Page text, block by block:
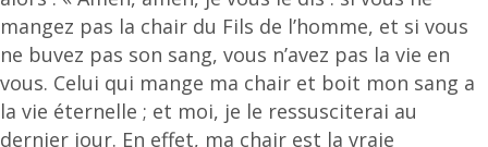
mangez pas la chair du Fils de l’homme, et si vous
ne buvez pas son sang, vous n’avez pas la vie en
vous. Celui qui mange ma chair et boit mon sang a
la vie éternelle ; et moi, je le ressusciterai au
dernier jour. En effet, ma chair est la vraie